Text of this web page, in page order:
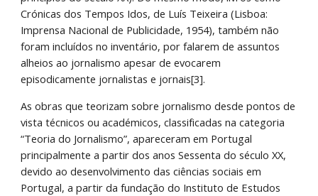
Crónicas dos Tempos Idos, de Luís Teixeira (Lisboa:
Imprensa Nacional de Publicidade, 1954), também não
foram incluídos no inventário, por falarem de assuntos
alheios ao jornalismo apesar de evocarem
episodicamente jornalistas e jornais[3].
As obras que teorizam sobre jornalismo desde pontos de
vista técnicos ou académicos, classificadas na categoria
“Teoria do Jornalismo”, apareceram em Portugal
principalmente a partir dos anos Sessenta do século XX,
devido ao desenvolvimento das ciências sociais em
Portugal, a partir da fundação do Instituto de Estudos